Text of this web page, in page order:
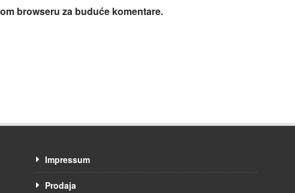
browseru za buduće komentare.
Impressum
Prodaja